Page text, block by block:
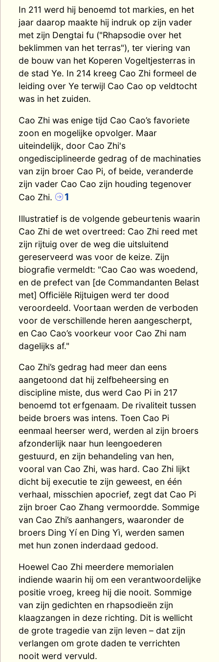
In 211 werd hij benoemd tot markies, en het
jaar daarop maakte hij indruk op zijn vader
met zijn Dengtai fu ("Rhapsodie over het
beklimmen van het terras"), ter viering van
de bouw van het Koperen Vogeltjesterras in
de stad Ye. In 214 kreeg Cao Zhi formeel de
leiding over Ye terwijl Cao Cao op veldtocht
was in het zuiden.
Cao Zhi was enige tijd Cao Cao’s favoriete
zoon en mogelijke opvolger. Maar
uiteindelijk, door Cao Zhi's
ongedisciplineerde gedrag of de machinaties
van zijn broer Cao Pi, of beide, veranderde
zijn vader Cao Cao zijn houding tegenover
Cao Zhi.
1
Illustratief is de volgende gebeurtenis waarin
Cao Zhi de wet overtreed: Cao Zhi reed met
zijn rijtuig over de weg die uitsluitend
gereserveerd was voor de keize. Zijn
biografie vermeldt: "Cao Cao was woedend,
en de prefect van [de Commandanten Belast
met] Officiële Rijtuigen werd ter dood
veroordeeld. Voortaan werden de verboden
voor de verschillende heren aangescherpt,
en Cao Cao’s voorkeur voor Cao Zhi nam
dagelijks af."
Cao Zhi’s gedrag had meer dan eens
aangetoond dat hij zelfbeheersing en
discipline miste, dus werd Cao Pi in 217
benoemd tot erfgenaam. De rivaliteit tussen
beide broers was intens. Toen Cao Pi
eenmaal heerser werd, werden al zijn broers
afzonderlijk naar hun leengoederen
gestuurd, en zijn behandeling van hen,
vooral van Cao Zhi, was hard. Cao Zhi lijkt
dicht bij executie te zijn geweest, en één
verhaal, misschien apocrief, zegt dat Cao Pi
zijn broer Cao Zhang vermoordde. Sommige
van Cao Zhi’s aanhangers, waaronder de
broers Ding Yí en Ding Yì, werden samen
met hun zonen inderdaad gedood.
Hoewel Cao Zhi meerdere memorialen
indiende waarin hij om een verantwoordelijke
positie vroeg, kreeg hij die nooit. Sommige
van zijn gedichten en rhapsodieën zijn
klaagzangen in deze richting. Dit is wellicht
de grote tragedie van zijn leven – dat zijn
verlangen om grote daden te verrichten
nooit werd vervuld.